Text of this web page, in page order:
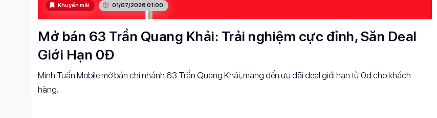
Khuyến mãi 01/07/2026 01:00
Mở bán 63 Trần Quang Khải: Trải nghiệm cực đỉnh, Săn Deal
Giới Hạn 0Đ
Minh Tuấn Mobile mở bán chi nhánh 63 Trần Quang Khải, mang đến ưu đãi deal giới hạn từ 0đ cho khách
hàng.